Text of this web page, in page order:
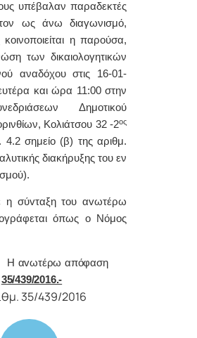
υπέβαλαν παραδεκτές
ως άνω διαγωνισμό,
η παρούσα,
των δικαιολογητικών
αναδόχου στις 16-01-
και ώρα 11:00 στην
Δημοτικού
Κολιάτσου 32 -2ος
σημείο (β) της αριθμ.
διακήρυξης του εν
η σύvταξη τoυ αvωτέρω
όπως o Νόμoς
απόφαση
35/439/2016.-
35/439/2016